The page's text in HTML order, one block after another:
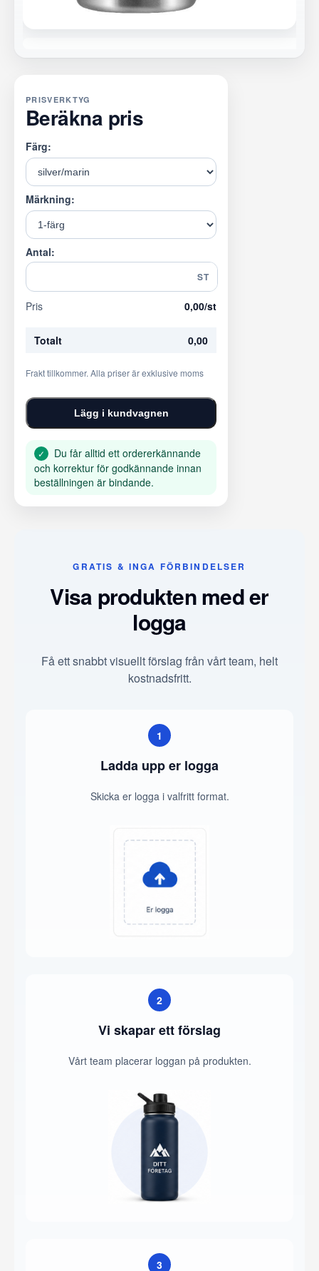
PRISVERKTYG
Beräkna pris
Färg:
Märkning:
Antal:
ST
Pris 0,00/st
Totalt 0,00
Frakt tillkommer. Alla priser är exklusive moms
Lägg i kundvagnen
✓
Du får alltid ett ordererkännande
och korrektur för godkännande innan
beställningen är bindande.
GRATIS & INGA FÖRBINDELSER
Visa produkten med er
logga
Få ett snabbt visuellt förslag från vårt team, helt
kostnadsfritt.
1
Ladda upp er logga
Skicka er logga i valfritt format.
2
Vi skapar ett förslag
Vårt team placerar loggan på produkten.
3